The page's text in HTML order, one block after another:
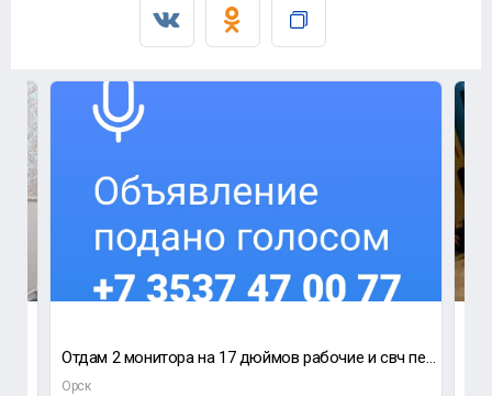
Отдам 2 монитора на 17 дюймов рабочие и свч печь.
Орск